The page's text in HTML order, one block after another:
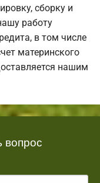
сборку и
работу
в том числе
материнского
нашим
вопрос